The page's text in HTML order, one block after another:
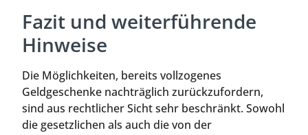
Fazit und weiterführende
Hinweise
Die Möglichkeiten, bereits vollzogenes
Geldgeschenke nachträglich zurückzufordern,
sind aus rechtlicher Sicht sehr beschränkt. Sowohl
die gesetzlichen als auch die von der